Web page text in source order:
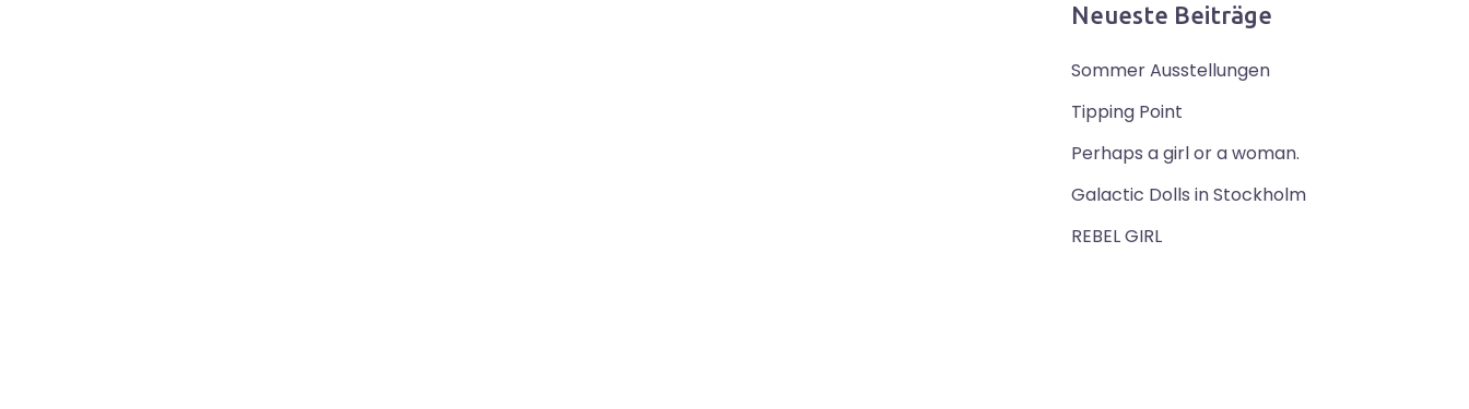
Neueste Beiträge
Sommer Ausstellungen
Tipping Point
Perhaps a girl or a woman.
Galactic Dolls in Stockholm
REBEL GIRL